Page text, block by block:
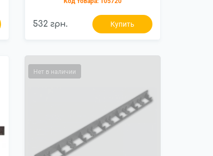
532 грн. Купить
Нет в наличии